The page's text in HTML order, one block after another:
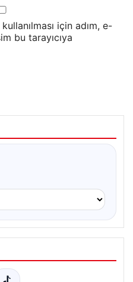
için adım, e-
bu tarayıcıya